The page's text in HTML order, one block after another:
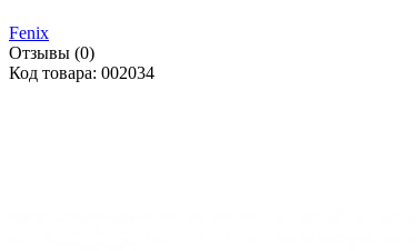
Fenix
Отзывы (0)
Код товара: 002034